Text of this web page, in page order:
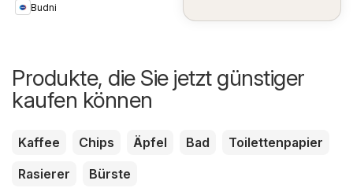
Budni
Produkte, die Sie jetzt günstiger
kaufen können
Kaffee Chips Äpfel Bad
Toilettenpapier
Rasierer
Bürste